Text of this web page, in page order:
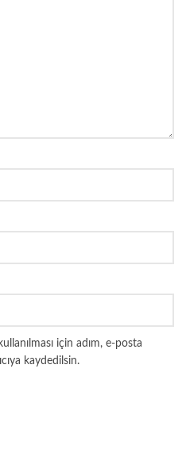
için adım, e-posta
kaydedilsin.